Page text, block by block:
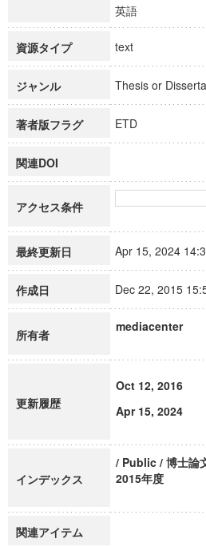
英語
資源タイプ text
ジャンル Thesis or
著者版フラグ ETD
関連DOI
アクセス条件
最終更新日 Apr 15, 2024
作成日 Dec 22, 2015
所有者
mediacenter
更新履歴
Oct 12, 2016
Apr 15, 2024
インデックス
/ Public / 博士論
2015年度
関連アイテム